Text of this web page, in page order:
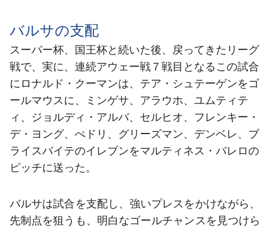
順位表
バルサの支配
スーパー杯、国王杯と続いた後、戻ってきたリーグ
戦で、実に、連続アウェー戦７戦目となるこの試合
にロナルド・クーマンは、テア・シュテーゲンをゴ
ールマウスに、ミンゲサ、アラウホ、ユムティテ
ィ、ジョルディ・アルバ、セルヒオ、フレンキー・
デ・ヨング、ぺドリ、グリーズマン、デンベレ、ブ
ライスバイテのイレブンをマルティネス・バレロの
ピッチに送った。
バルサは試合を支配し、強いプレスをかけながら、
先制点を狙うも、明白なゴールチャンスを見つけら